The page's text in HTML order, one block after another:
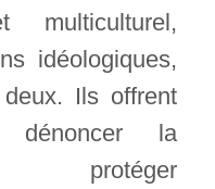
multiculturel,
idéologiques,
Ils offrent
la
protéger